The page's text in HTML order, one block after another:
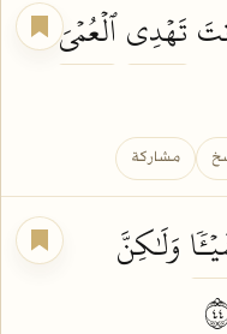
تَهۡدِيٱلۡعُمۡيَ
مشاركة
وَلَٰكِنَّ